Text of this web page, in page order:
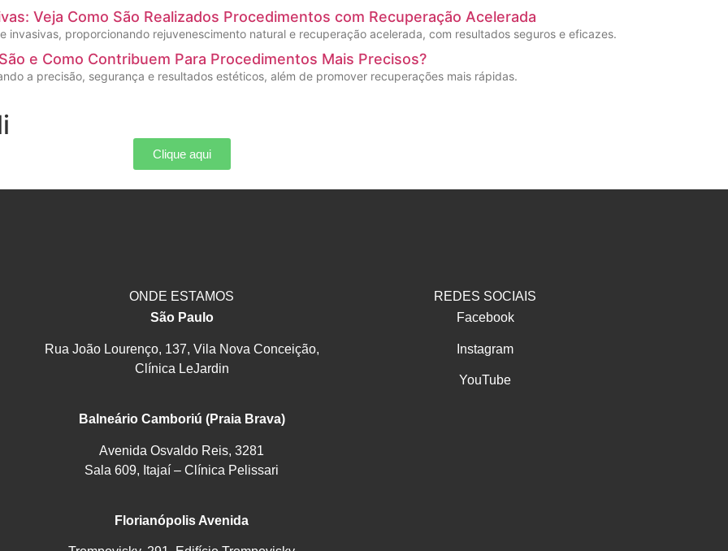
Veja Como São Realizados Procedimentos com Recuperação Acelerada
proporcionando rejuvenescimento natural e recuperação acelerada, com resultados seguros e eficazes.
e Como Contribuem Para Procedimentos Mais Precisos?
a precisão, segurança e resultados estéticos, além de promover recuperações mais rápidas.
Clique aqui
ONDE ESTAMOS
São Paulo
Rua João Lourenço, 137, Vila Nova Conceição,
Clínica LeJardin
Balneário Camboriú (Praia Brava)
Avenida Osvaldo Reis, 3281
Sala 609, Itajaí – Clínica Pelissari
Florianópolis Avenida
REDES SOCIAIS
Facebook
Instagram
YouTube